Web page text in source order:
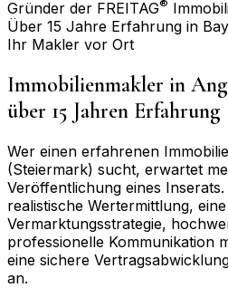
Gründer der FREITAG®
Über 15 Jahre Erfahrung in
Ihr Makler vor Ort
Immobilienmakler in
über 15 Jahren Erfahrung
Wer einen erfahrenen
(Steiermark) sucht, erwartet
Veröffentlichung eines
realistische Wertermittlung,
Vermarktungsstrategie,
professionelle Kommunikation
eine sichere
an.